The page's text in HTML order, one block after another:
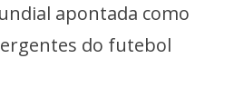
apontada como
do futebol